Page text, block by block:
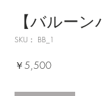
【バルーン
SKU： BB_1
￥5,500価